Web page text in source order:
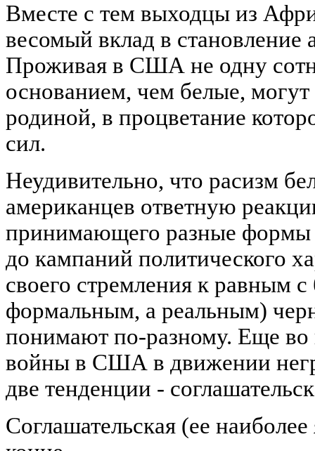
Вместе с тем выходцы из
весомый вклад в становление
Проживая в США не одну
основанием, чем белые, могут
родиной, в процветание
сил.
Неудивительно, что расизм
американцев ответную
принимающего разные формы
до кампаний политического
своего стремления к равным
формальным, а реальным)
понимают по-разному. Еще во
войны в США в движении
две тенденции -
Соглашательская (ее